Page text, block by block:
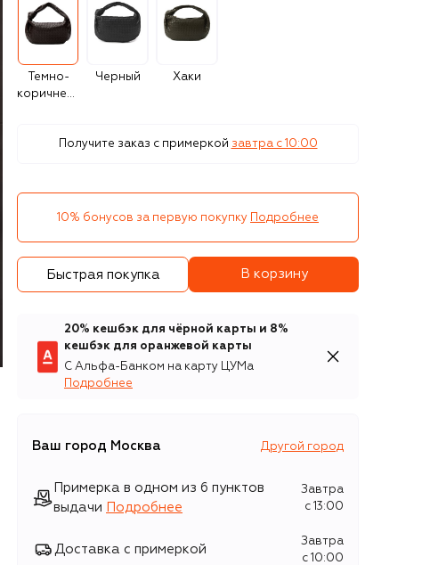
Темно-
коричневый
Черный Хаки
Получите заказ с примеркой завтра c 10:00
10% бонусов за первую покупку Подробнее
Быстрая покупка В корзину
20% кешбэк для чёрной карты и 8%
кешбэк для оранжевой карты
С Альфа-Банком на карту ЦУМа
Подробнее
Ваш город Москва Другой город
Примерка в одном из 6 пунктов
выдачи
Подробнее
Завтра
c 13:00
Доставка с примеркой
Завтра
c 10:00